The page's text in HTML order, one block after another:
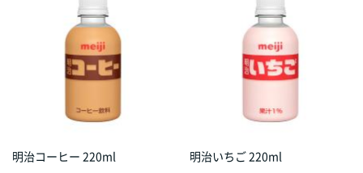
明治コーヒー 220ml 明治いちご 220ml